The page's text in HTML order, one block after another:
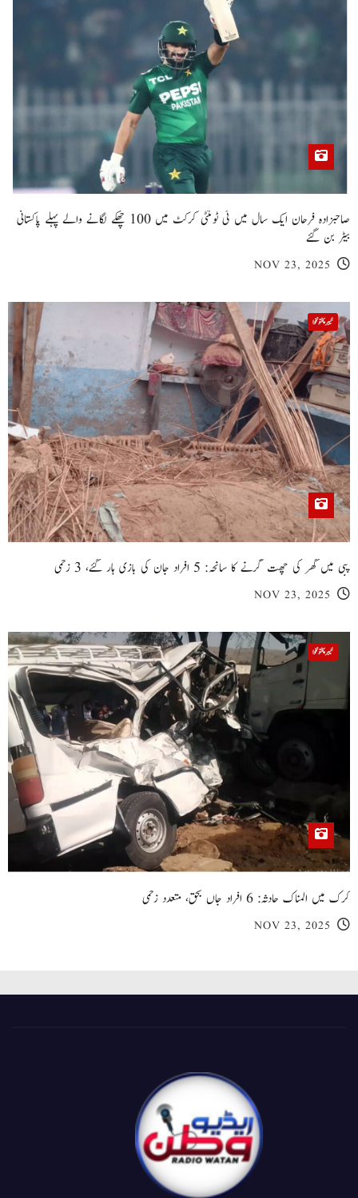
صاحبزادہ فرحان ایک سال میں ٹی ٹوئنٹی کرکٹ میں 100 چھکے لگانے والے پہلے پاکستانی
بیٹر بن گئے
NOV 23, 2025
خیبر پختونخوا
پبی میں گھر کی چھت گرنے کا سانحہ: 5 افراد جان کی بازی ہار گئے، 3 زخمی
NOV 23, 2025
خیبر پختونخوا
کرک میں المناک حادثہ: 6 افراد جاں بحق، متعدد زخمی
NOV 23, 2025